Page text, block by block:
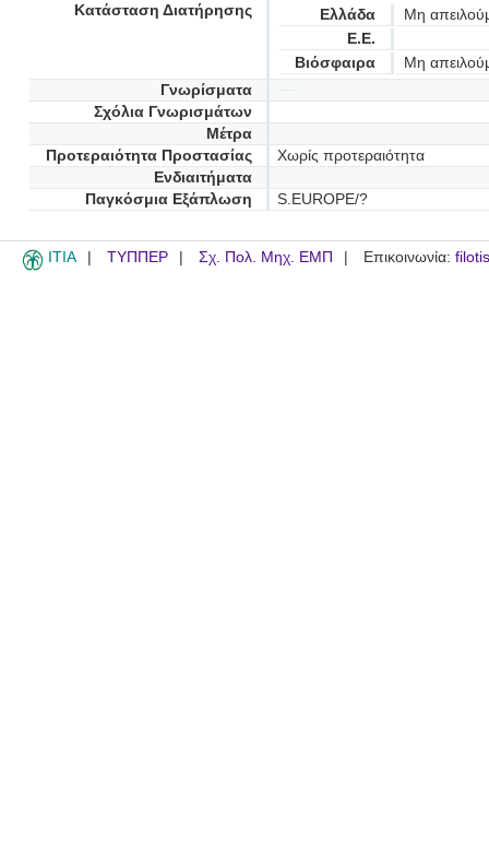
Κατάσταση Διατήρησης
Ελλάδα
Μη
Ε.Ε.
Βιόσφαιρα
Μη
Γνωρίσματα
Σχόλια Γνωρισμάτων
Μέτρα
Προτεραιότητα Προστασίας
Χωρίς προτεραιότητα
Ενδιαιτήματα
Παγκόσμια Εξάπλωση
S.EUROPE/?
ITIA ΤΥΠΠΕΡ Σχ. Πολ. Μηχ. ΕΜΠ Επικοινωνία: